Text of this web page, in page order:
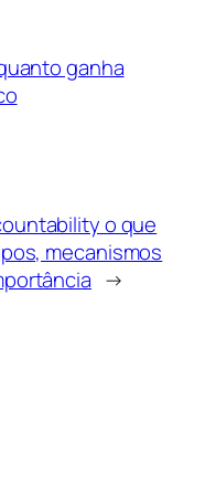
ganha
o que
mecanismos
→